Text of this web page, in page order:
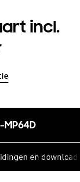
incl.
MP64D
en